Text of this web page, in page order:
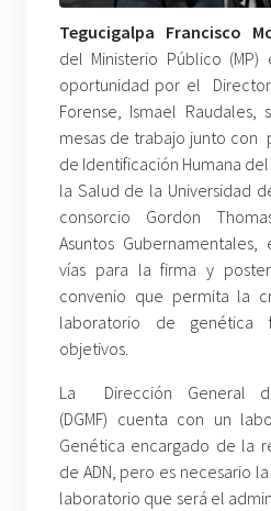
Tegucigalpa Francisco
del Ministerio Público (MP)
oportunidad por el
Forense, Ismael
mesas de trabajo junto con
de Identificación Humana
la Salud de la Universidad
consorcio Gordon
Asuntos
vías para la firma y
convenio que permita la
laboratorio de genética
objetivos.
La Dirección General
(DGMF) cuenta con un
Genética encargado de la
de ADN, pero es necesario
laboratorio que será el